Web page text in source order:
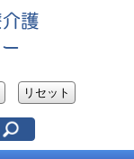
携支援
リセット